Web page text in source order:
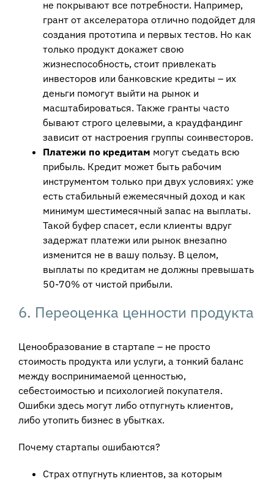
не покрывают все потребности. Например,
грант от акселератора отлично подойдет для
создания прототипа и первых тестов. Но как
только продукт докажет свою
жизнеспособность, стоит привлекать
инвесторов или банковские кредиты – их
деньги помогут выйти на рынок и
масштабироваться. Также гранты часто
бывают строго целевыми, а краудфандинг
зависит от настроения группы соинвесторов.
Платежи по кредитам могут съедать всю
прибыль. Кредит может быть рабочим
инструментом только при двух условиях: уже
есть стабильный ежемесячный доход и как
минимум шестимесячный запас на выплаты.
Такой буфер спасет, если клиенты вдруг
задержат платежи или рынок внезапно
изменится не в вашу пользу. В целом,
выплаты по кредитам не должны превышать
50-70% от чистой прибыли.
6. Переоценка ценности продукта
Ценообразование в стартапе – не просто
стоимость продукта или услуги, а тонкий баланс
между воспринимаемой ценностью,
себестоимостью и психологией покупателя.
Ошибки здесь могут либо отпугнуть клиентов,
либо утопить бизнес в убытках.
Почему стартапы ошибаются?
Страх отпугнуть клиентов, за которым